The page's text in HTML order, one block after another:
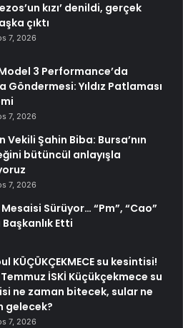
kızı’ denildi, gerçek
çıktı
7, 2026
3 Performance’da
Göndermesi: Yıldız Patlaması
7, 2026
Vekili Şahin Biba: Bursa’nın
bütüncül anlayışla
7, 2026
Sürüyor… “Pm”, “Cao”
Etti
KÜÇÜKÇEKMECE su kesintisi!
İSKİ Küçükçekmece su
ne zaman bitecek, sular ne
gelecek?
7, 2026